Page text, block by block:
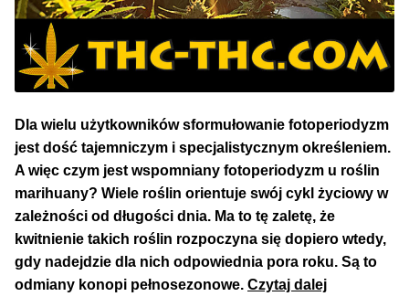
Outdoor na Dworze
Półautomaty Outdoor
Automaty XXL
Pełnosezonowe XXL
Szybkie Automaty
Max THC 21% i Więcej
Dla wielu użytkowników sformułowanie fotoperiodyzm
jest dość tajemniczym i specjalistycznym określeniem.
A więc czym jest wspomniany fotoperiodyzm u roślin
marihuany? Wiele roślin orientuje swój cykl życiowy w
zależności od długości dnia. Ma to tę zaletę, że
kwitnienie takich roślin rozpoczyna się dopiero wtedy,
gdy nadejdzie dla nich odpowiednia pora roku. Są to
odmiany konopi pełnosezonowe. Czytaj dalejCo